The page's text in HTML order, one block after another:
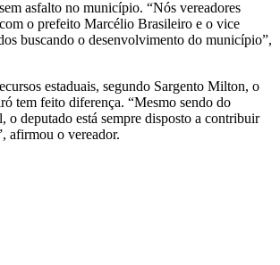
asfalto no município. “Nós vereadores
o prefeito Marcélio Brasileiro e o vice
buscando o desenvolvimento do município”,
estaduais, segundo Sargento Milton, o
tem feito diferença. “Mesmo sendo do
o deputado está sempre disposto a contribuir
afirmou o vereador.